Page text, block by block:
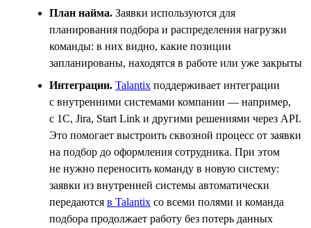
План найма. Заявки используются для
планирования подбора и распределения нагрузки
команды: в них видно, какие позиции
запланированы, находятся в работе или уже закрыты
Интеграции. Talantix поддерживает интеграции
с внутренними системами компании — например,
с 1С, Jira, Start Link и другими решениями через API.
Это помогает выстроить сквозной процесс от заявки
на подбор до оформления сотрудника. При этом
не нужно переносить команду в новую систему:
заявки из внутренней системы автоматически
передаются в Talantix со всеми полями и команда
подбора продолжает работу без потерь данных